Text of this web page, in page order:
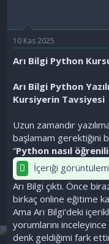
l
a
a
a
h
10 Kas 2025
Arı Bilgi Python
Arı Bilgi Python
Kursiyerin Tavsiyesi
Uzun zamandır
başlamam gerektiğini
“Python nasıl
İçeriği
Arı Bilgi çıktı. Önce
birkaç online eğitime
Ama Arı Bilgi’deki
yorumlarını
denk geldiğimi fark